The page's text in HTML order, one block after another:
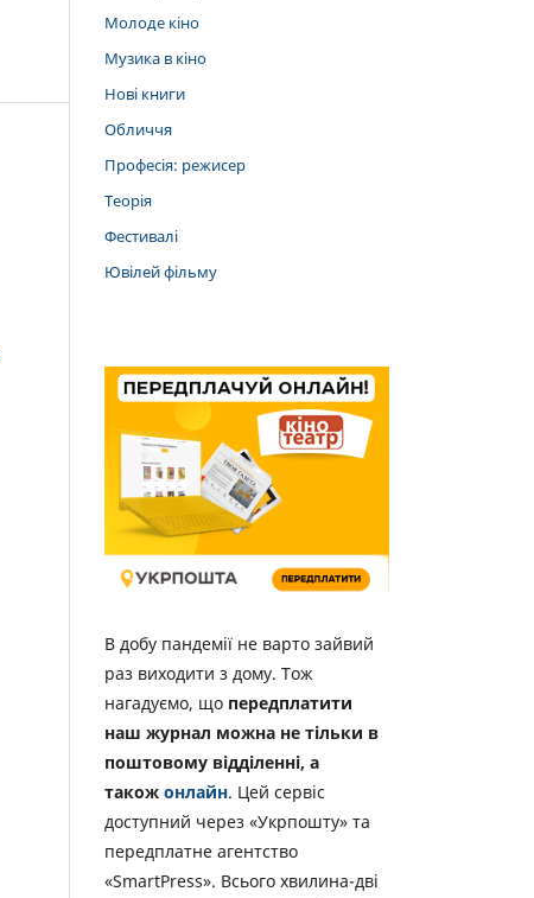
Молоде кіно
Музика в кіно
Нові книги
Обличчя
Професія: режисер
Теорія
Фестивалі
Ювілей фільму
В добу пандемії не варто зайвий
раз виходити з дому. Тож
нагадуємо, що передплатити
наш журнал можна не тільки в
поштовому відділенні, а
також онлайн. Цей сервіс
доступний через «Укрпошту» та
передплатне агентство
«SmartPress». Всього хвилина-дві